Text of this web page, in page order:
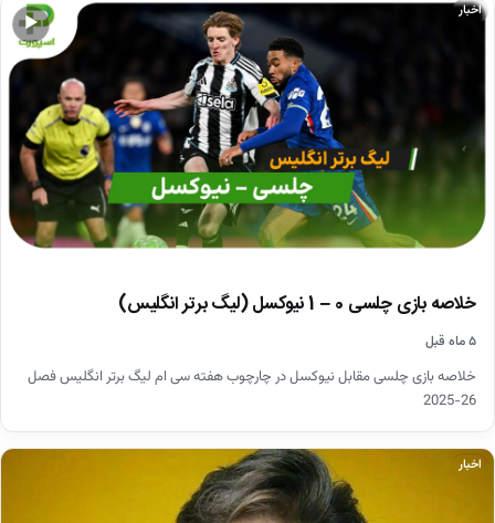
▶
اخبار
خلاصه بازی چلسی 0 – 1 نیوکسل (لیگ برتر انگلیس)
۵ ماه قبل
خلاصه بازی چلسی مقابل نیوکسل در چارچوب هفته سی ام لیگ برتر انگلیس فصل
26-2025
اخبار